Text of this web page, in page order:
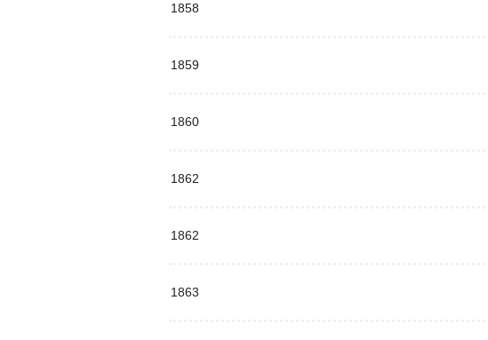
1858
1859
1860
1862
1862
1863